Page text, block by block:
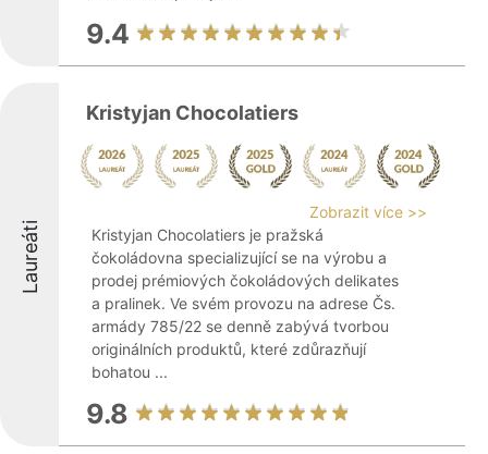
9.4
Laureáti
Kristyjan Chocolatiers
Zobrazit více >>
Kristyjan Chocolatiers je pražská
čokoládovna specializující se na výrobu a
prodej prémiových čokoládových delikates
a pralinek. Ve svém provozu na adrese Čs.
armády 785/22 se denně zabývá tvorbou
originálních produktů, které zdůrazňují
bohatou ...
9.8